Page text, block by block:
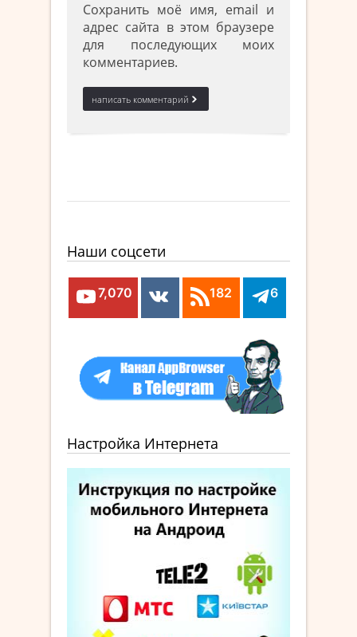
Сохранить моё имя, email и
адрес сайта в этом браузере
для последующих моих
комментариев.
Наши соцсети
7,070 182 6
Настройка Интернета